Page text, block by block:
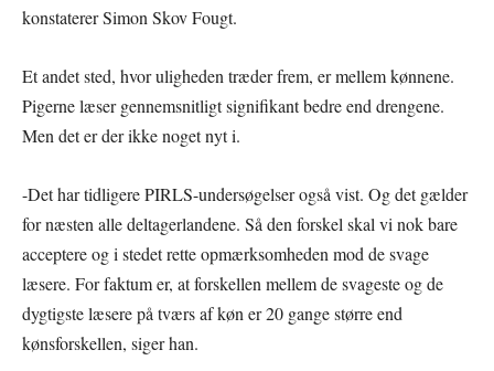
konstaterer Simon Skov Fougt.
Et andet sted, hvor uligheden træder frem, er mellem kønnene.
Pigerne læser gennemsnitligt signifikant bedre end drengene.
Men det er der ikke noget nyt i.
-Det har tidligere PIRLS-undersøgelser også vist. Og det gælder
for næsten alle deltagerlandene. Så den forskel skal vi nok bare
acceptere og i stedet rette opmærksomheden mod de svage
læsere. For faktum er, at forskellen mellem de svageste og de
dygtigste læsere på tværs af køn er 20 gange større end
kønsforskellen, siger han.